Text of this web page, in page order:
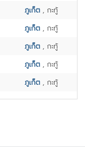
ภูเก็ต , กะทู้
ภูเก็ต , กะทู้
ภูเก็ต , กะทู้
ภูเก็ต , กะทู้
ภูเก็ต , กะทู้